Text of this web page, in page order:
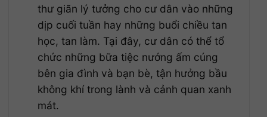
thư giãn lý tưởng cho cư dân vào những
dịp cuối tuần hay những buổi chiều tan
học, tan làm. Tại đây, cư dân có thể tổ
chức những bữa tiệc nướng ấm cúng
bên gia đình và bạn bè, tận hưởng bầu
không khí trong lành và cảnh quan xanh
mát.